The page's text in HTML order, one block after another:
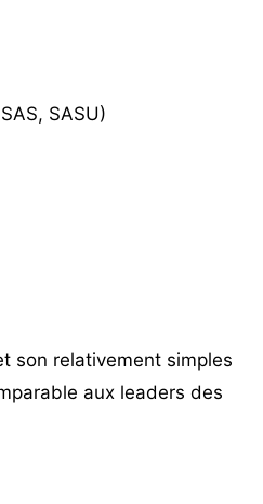
SAS, SASU)
son relativement simples
aux leaders des